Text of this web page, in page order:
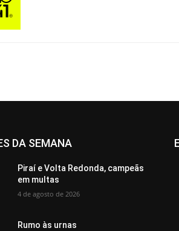
DA SEMANA
Piraí e Volta Redonda, campeãs
em multas
4 de agosto de 2026
Rumo às urnas